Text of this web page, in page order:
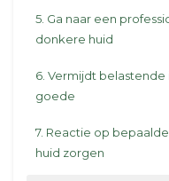
5. Ga naar een
donkere huid
6. Vermijdt
goede
7. Reactie op
huid zorgen